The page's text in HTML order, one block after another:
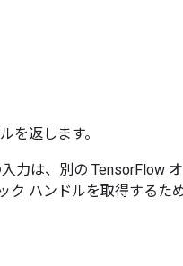
を返します。
力は、別の TensorFlow
ク ハンドルを取得するた